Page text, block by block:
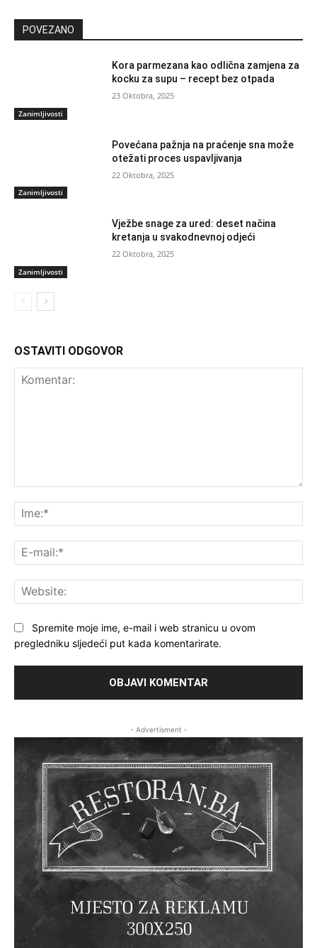
POVEZANO
Zanimljivosti
Kora parmezana kao odlična zamjena za
kocku za supu – recept bez otpada
23 Oktobra, 2025
Zanimljivosti
Povećana pažnja na praćenje sna može
otežati proces uspavljivanja
22 Oktobra, 2025
Zanimljivosti
Vježbe snage za ured: deset načina
kretanja u svakodnevnoj odjeći
22 Oktobra, 2025
OSTAVITI ODGOVOR
Spremite moje ime, e-mail i web stranicu u ovom
pregledniku sljedeći put kada komentarirate.
- Advertisment -